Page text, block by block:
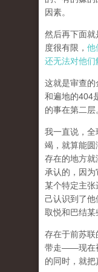
因素。
然后再下面
度很有限， 他
还无法对他们
这就是审查
和遍地的404
的事在第二层
我一直说，全
竭，就算能
存在的地方
承认的，因
某个特定主张
己认识到了
取悦和巴结某
存在于前苏
带走——现在
的同时，就把